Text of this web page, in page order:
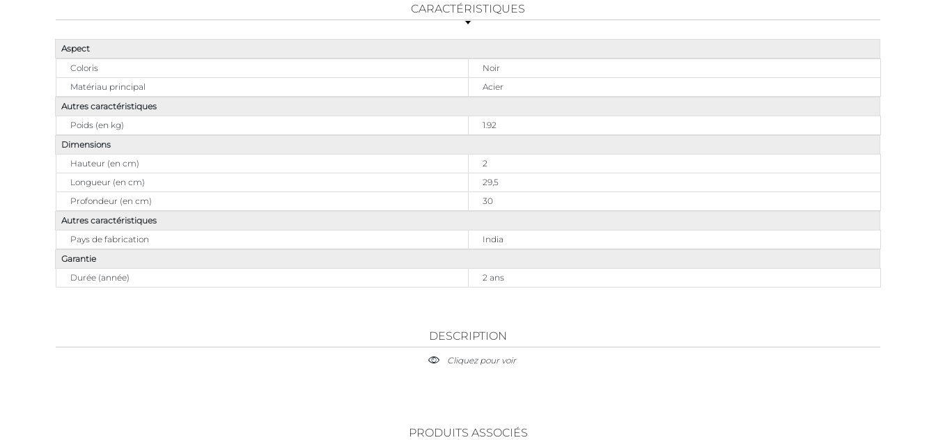
CARACTÉRISTIQUES
Aspect
Coloris
Noir
Matériau principal
Acier
Autres caractéristiques
Poids (en kg)
1.92
Dimensions
Hauteur (en cm)
2
Longueur (en cm)
29,5
Profondeur (en cm)
30
Autres caractéristiques
Pays de fabrication
India
Garantie
Durée (année)
2 ans
DESCRIPTION
Cliquez pour voir
PRODUITS ASSOCIÉS